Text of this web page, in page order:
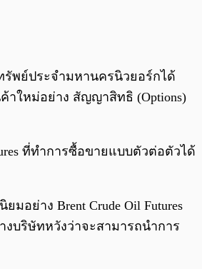
0:00/
รัพย์ประจำมหานครนิวยอร์กได้
าใหม่อย่าง สัญญาสิทธิ (Options)
ที่ทำการซื้อขายแบบตัวต่อตัวได้
อย่าง Brent Crude Oil Futures
งบริษัทหวังว่าจะสามารถนำการ